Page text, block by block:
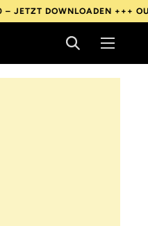
+++OUT NOW: